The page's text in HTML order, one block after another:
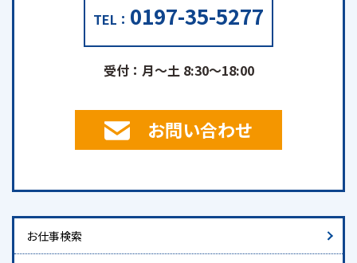
TEL： 0197-35-5277
受付：月～土 8:30～18:00
お問い合わせ
お仕事検索